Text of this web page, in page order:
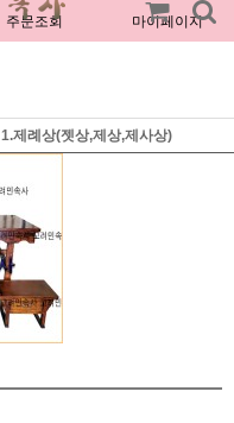
주문조회 마이페이지
1.제례상(젯상,제상,제사상)